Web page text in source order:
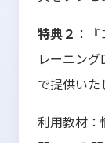
特典２ ：
レーニン
で提供いた
利用教材：